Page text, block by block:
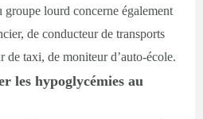
groupe lourd concerne également
de conducteur de transports
taxi, de moniteur d’auto-école.
les hypoglycémies au